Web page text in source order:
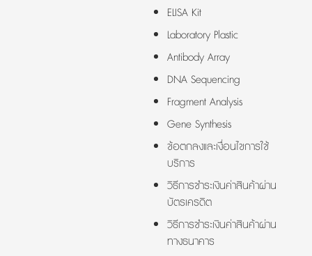
ELISA Kit
Laboratory Plastic
Antibody Array
DNA Sequencing
Fragment Analysis
Gene Synthesis
ข้อตกลงและเงื่อนไขการใช้
บริการ
วิธีการชำระเงินค่าสินค้าผ่าน
บัตรเครดิต
วิธีการชำระเงินค่าสินค้าผ่าน
ทางธนาคาร